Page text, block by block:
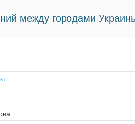
между городами